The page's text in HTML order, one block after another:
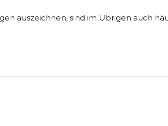
auszeichnen, sind im Übrigen auch